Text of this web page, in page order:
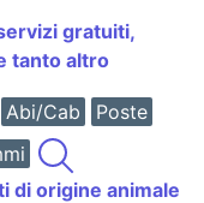
gratuiti,
tanto altro
Abi/Cab
Poste
di origine animale